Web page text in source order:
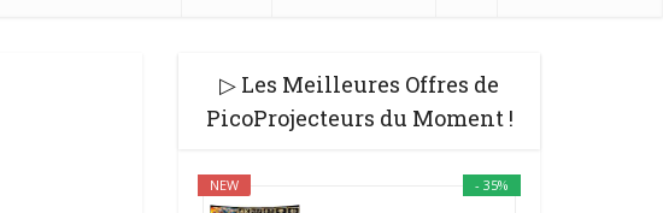
▷ Les Meilleures Offres de
PicoProjecteurs du Moment !
- 35%
NEW